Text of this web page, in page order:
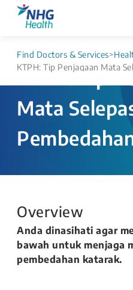
Find Doctors & Services>
KTPH: Tip Penjagaan Mata
KTPH: Tip
Mata
Overview
Anda dinasihati agar
bawah untuk menjaga
pembedahan katarak.